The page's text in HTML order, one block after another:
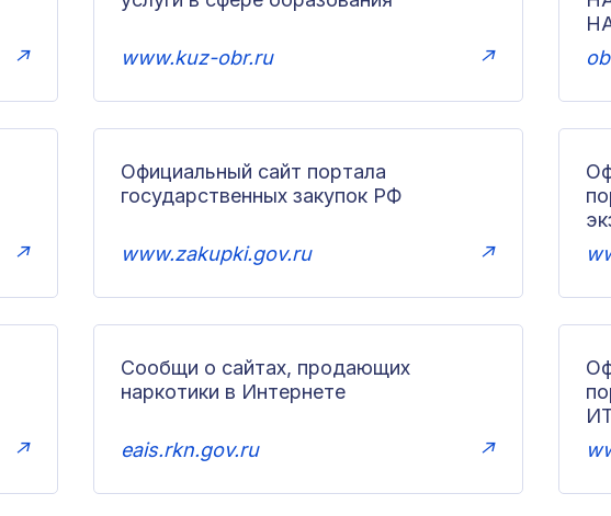
↗ www.kuz-obr.ru ↗
↗
Официальный сайт портала
государственных закупок РФ
www.zakupki.gov.ru ↗
↗
Сообщи о сайтах, продающих
наркотики в Интернете
eais.rkn.gov.ru ↗